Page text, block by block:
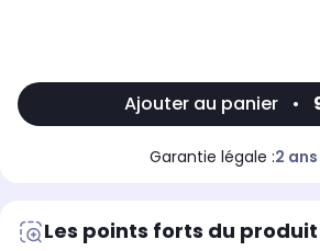
Ajouter au panier •
Garantie légale :2 ans
Les points forts du produit